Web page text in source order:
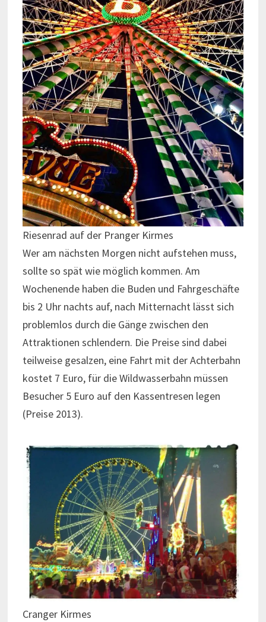
Riesenrad auf der Pranger Kirmes
Wer am nächsten Morgen nicht aufstehen muss,
sollte so spät wie möglich kommen. Am
Wochenende haben die Buden und Fahrgeschäfte
bis 2 Uhr nachts auf, nach Mitternacht lässt sich
problemlos durch die Gänge zwischen den
Attraktionen schlendern. Die Preise sind dabei
teilweise gesalzen, eine Fahrt mit der Achterbahn
kostet 7 Euro, für die Wildwasserbahn müssen
Besucher 5 Euro auf den Kassentresen legen
(Preise 2013).
Cranger Kirmes